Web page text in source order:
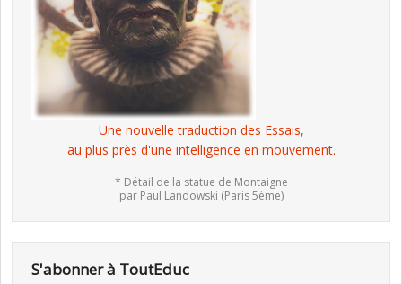
Une nouvelle traduction des Essais,
au plus près d'une intelligence en mouvement.
* Détail de la statue de Montaigne
par Paul Landowski (Paris 5ème)
S'abonner à ToutEduc